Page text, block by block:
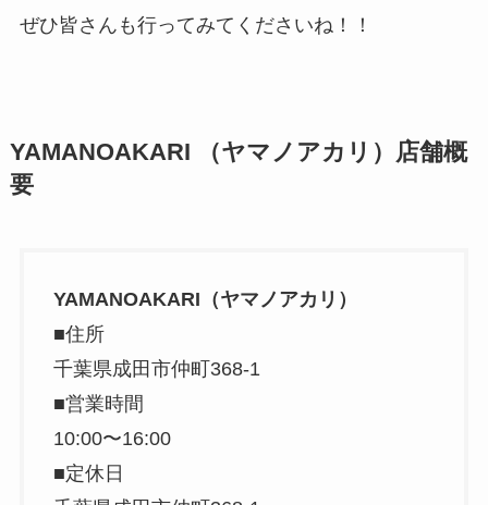
ぜひ皆さんも行ってみてくださいね！！
YAMANOAKARI （ヤマノアカリ）店舗概
要
YAMANOAKARI（ヤマノアカリ）
■住所
千葉県成田市仲町368-1
■営業時間
10:00〜16:00
■定休日